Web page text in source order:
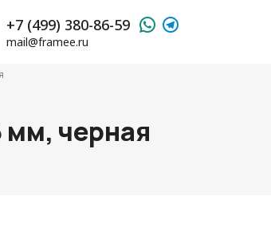
+7 (499) 380-86-59
mail@framee.ru
мм, черная